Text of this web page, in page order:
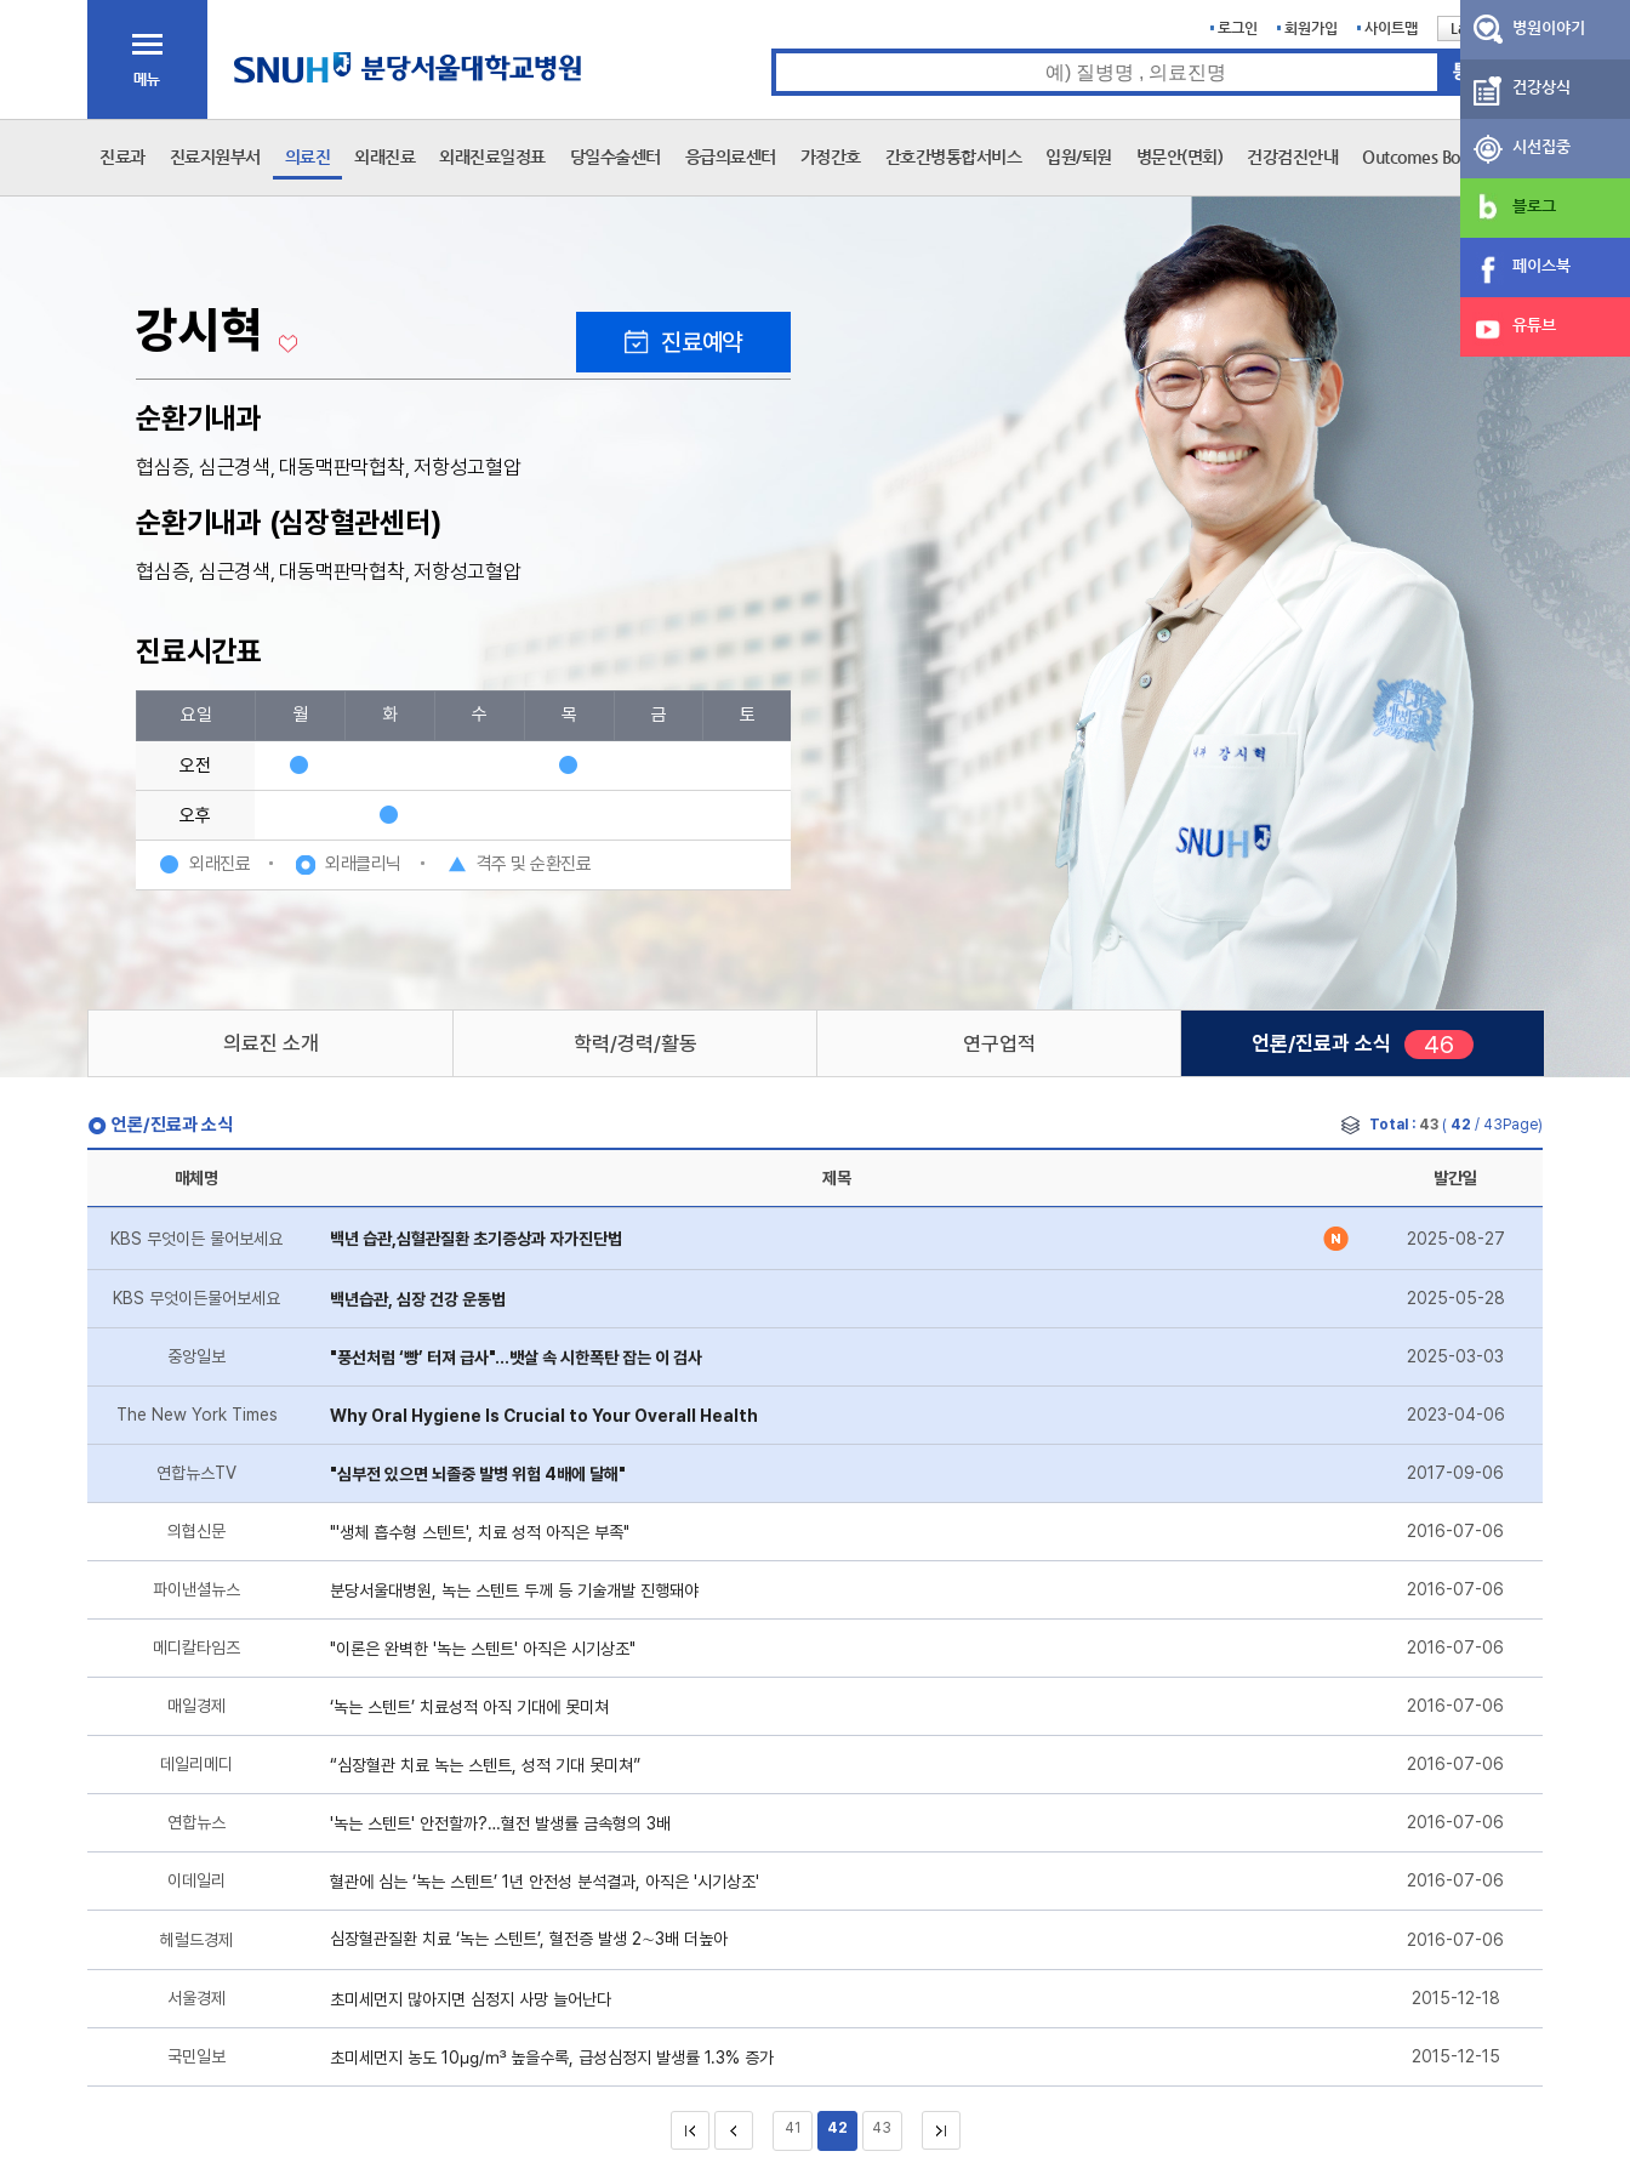
로그인 회원가입 사이트맵
Language
진료과 진료지원부서 의료진 외래진료 외래진료일정표 당일수술센터 응급의료센터 가정간호 간호간병통합서비스 입원/퇴원 병문안(면회) 건강검진안내 Outcomes Book
강시혁 진료예약
순환기내과
협심증, 심근경색, 대동맥판막협착, 저항성고혈압
순환기내과 (심장혈관센터)
협심증, 심근경색, 대동맥판막협착, 저항성고혈압
진료시간표
요일 월 화 수 목 금 토
오전
오후
외래진료 외래클리닉 격주 및 순환진료
의료진 소개 학력/경력/활동 연구업적 언론/진료과 소식 46
언론/진료과 소식 Total : 43 ( 42 / 43Page)
매체명 제목 발간일
KBS 무엇이든 물어보세요 백년 습관,심혈관질환 초기증상과 자가진단법 2025-08-27
KBS 무엇이든물어보세요 백년습관, 심장 건강 운동법 2025-05-28
중앙일보 "풍선처럼 ‘빵’ 터져 급사"…뱃살 속 시한폭탄 잡는 이 검사 2025-03-03
The New York Times Why Oral Hygiene Is Crucial to Your Overall Health 2023-04-06
연합뉴스TV "심부전 있으면 뇌졸중 발병 위험 4배에 달해" 2017-09-06
의협신문 "'생체 흡수형 스텐트', 치료 성적 아직은 부족" 2016-07-06
파이낸셜뉴스 분당서울대병원, 녹는 스텐트 두께 등 기술개발 진행돼야 2016-07-06
메디칼타임즈 "이론은 완벽한 '녹는 스텐트' 아직은 시기상조" 2016-07-06
매일경제 ‘녹는 스텐트’ 치료성적 아직 기대에 못미쳐 2016-07-06
데일리메디 “심장혈관 치료 녹는 스텐트, 성적 기대 못미쳐” 2016-07-06
연합뉴스 '녹는 스텐트' 안전할까?…혈전 발생률 금속형의 3배 2016-07-06
이데일리 혈관에 심는 ‘녹는 스텐트’ 1년 안전성 분석결과, 아직은 '시기상조' 2016-07-06
헤럴드경제 심장혈관질환 치료 ‘녹는 스텐트’, 혈전증 발생 2∼3배 더높아 2016-07-06
서울경제 초미세먼지 많아지면 심정지 사망 늘어난다 2015-12-18
국민일보 초미세먼지 농도 10㎍/㎥ 높을수록, 급성심정지 발생률 1.3% 증가 2015-12-15
41 42 43
병원이야기
건강상식
시선집중
블로그
페이스북
유튜브